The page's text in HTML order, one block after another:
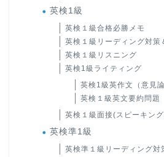
英検1級
英検１級合格必勝メモ
英検１級リーディング対策
英検１級リスニング
英検1級ライティング
英検1級英作文（意見論
英検１級英文要約問題
英検１級面接(スピーキン
英検準1級
英検準１級リーディング対